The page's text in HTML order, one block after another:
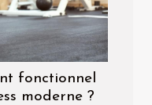
fonctionnel
moderne ?